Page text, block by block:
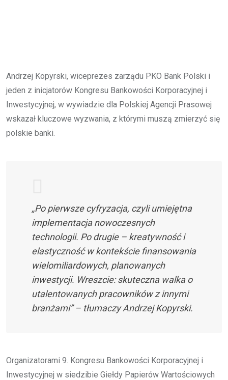
Andrzej Kopyrski, wiceprezes zarządu PKO Bank Polski i
jeden z inicjatorów Kongresu Bankowości Korporacyjnej i
Inwestycyjnej, w wywiadzie dla Polskiej Agencji Prasowej
wskazał kluczowe wyzwania, z którymi muszą zmierzyć się
polskie banki.
„Po pierwsze cyfryzacja, czyli umiejętna
implementacja nowoczesnych
technologii. Po drugie – kreatywność i
elastyczność w kontekście finansowania
wielomiliardowych, planowanych
inwestycji. Wreszcie: skuteczna walka o
utalentowanych pracowników z innymi
branżami” – tłumaczy Andrzej Kopyrski.
Organizatorami 9. Kongresu Bankowości Korporacyjnej i
Inwestycyjnej w siedzibie Giełdy Papierów Wartościowych